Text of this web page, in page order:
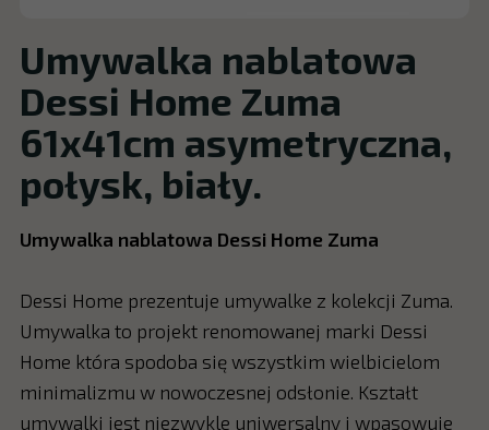
Umywalka nablatowa
Dessi Home Zuma
61x41cm asymetryczna,
połysk, biały.
Umywalka nablatowa Dessi Home Zuma
Dessi Home prezentuje umywalke z kolekcji Zuma.
Umywalka to projekt renomowanej marki Dessi
Home która spodoba się wszystkim wielbicielom
minimalizmu w nowoczesnej odsłonie. Kształt
umywalki jest niezwykle uniwersalny i wpasowuje